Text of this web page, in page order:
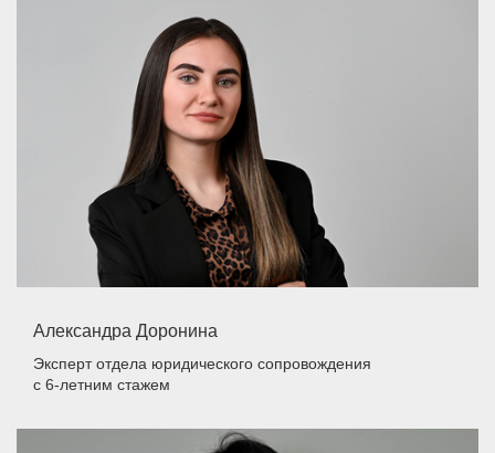
Александра Доронина
Эксперт отдела юридического сопровождения
с 6-летним стажем